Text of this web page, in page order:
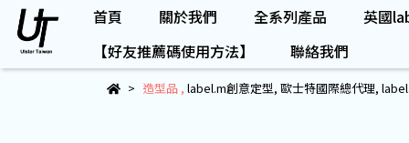
首頁 關於我們 全系列產品
英國
【好友推薦碼使用方法】
聯絡我們
造型品, label.m創意定型, 歐士特國際總代理,